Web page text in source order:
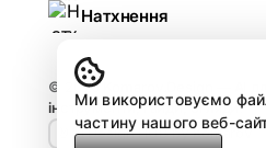
Натхнення
© 2026
інструменти, гайди, огляди.
🤘🏻 Design HUB by Komarov
Ми використовуємо
частину нашого веб-